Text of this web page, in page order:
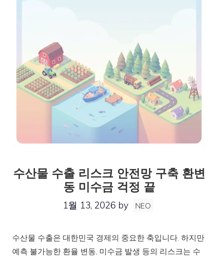
수산물 수출 리스크 안전망 구축 환변
동 미수금 걱정 끝
1월 13, 2026 by NEO
수산물 수출은 대한민국 경제의 중요한 축입니다. 하지만
예측 불가능한 환율 변동, 미수금 발생 등의 리스크는 수